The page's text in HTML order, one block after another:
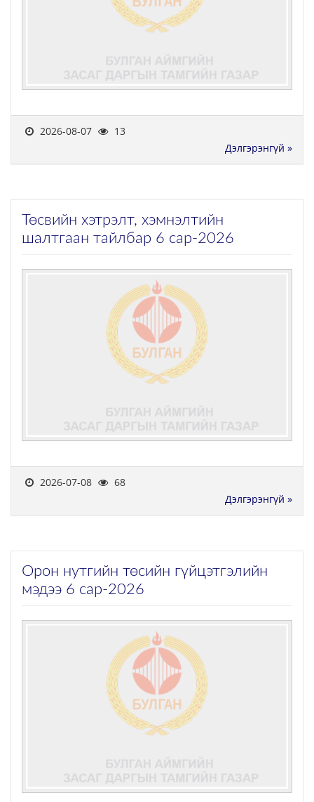
2026-08-07
13
Дэлгэрэнгүй »
Төсвийн хэтрэлт, хэмнэлтийн
шалтгаан тайлбар 6 сар-2026
2026-07-08
68
Дэлгэрэнгүй »
Орон нутгийн төсийн гүйцэтгэлийн
мэдээ 6 сар-2026